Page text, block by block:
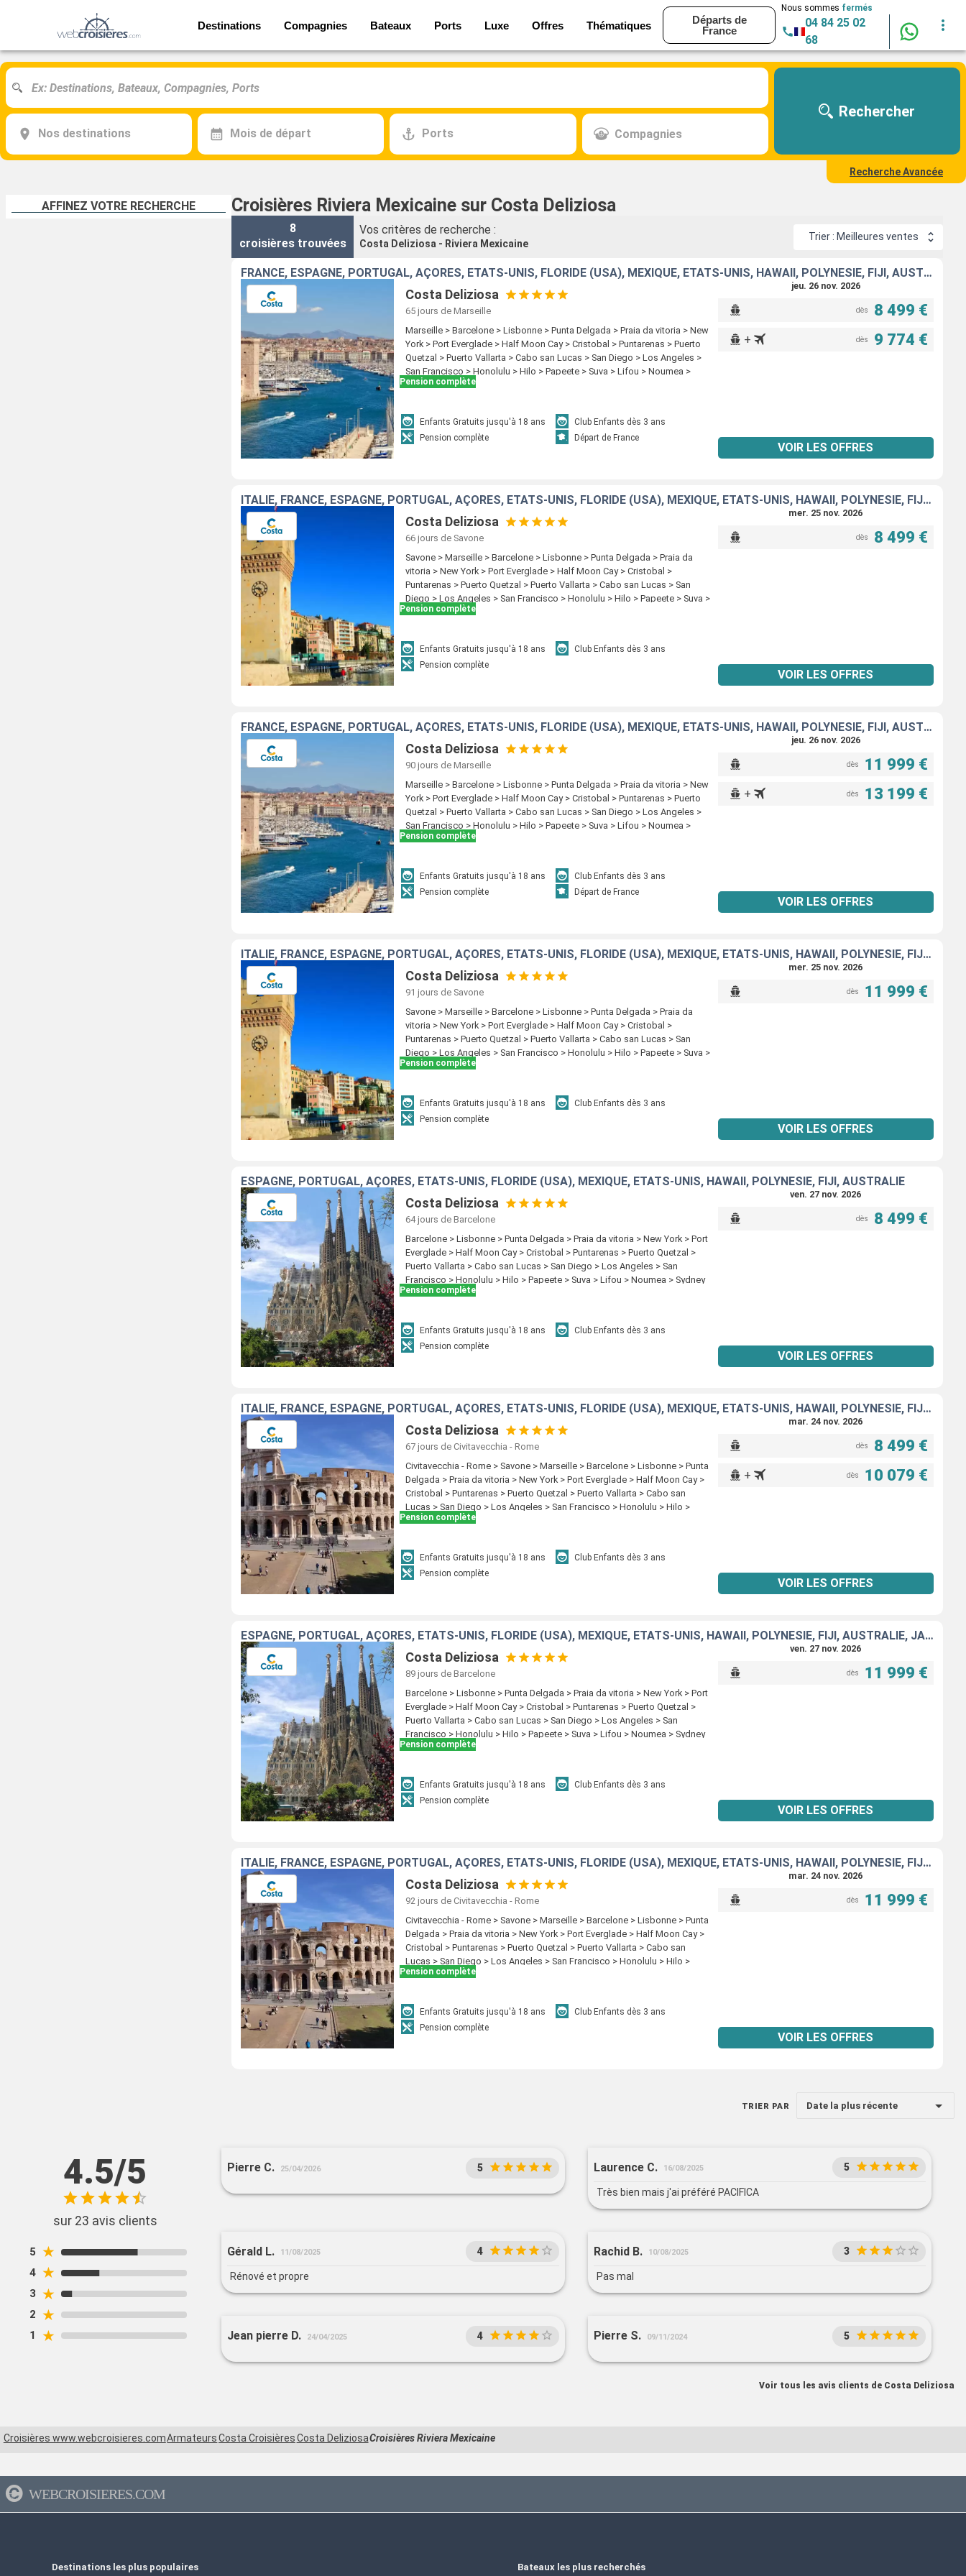
Destinations Compagnies Bateaux Ports Luxe Offres Thématiques
Départs de
France
Nous sommes fermés
04 84 25 02
68
Nos destinations Mois de départ Ports Compagnies
Rechercher
Recherche Avancée
AFFINEZ VOTRE RECHERCHE Croisières Riviera Mexicaine sur Costa Deliziosa
8
croisières trouvées
Vos critères de recherche :
Costa Deliziosa - Riviera Mexicaine
Trier : Meilleures ventes
FRANCE, ESPAGNE, PORTUGAL, AÇORES, ÉTATS-UNIS, FLORIDE (USA), MEXIQUE, ÉTATS-UNIS, HAWAII, POLYNÉSIE, FIJI, AUSTRALIE
Costa Deliziosa
65 jours de Marseille
Marseille > Barcelone > Lisbonne > Punta Delgada > Praia da vitoria > New
York > Port Everglade > Half Moon Cay > Cristobal > Puntarenas > Puerto
Quetzal > Puerto Vallarta > Cabo san Lucas > San Diego > Los Angeles >
San Francisco > Honolulu > Hilo > Papeete > Suva > Lifou > Noumea >
Sydney
Pension complète
Enfants Gratuits jusqu'à 18 ans
Club Enfants dès 3 ans
Pension complète
Départ de France
jeu. 26 nov. 2026
dès 8 499 €
+ dès 9 774 €
VOIR LES OFFRES
ITALIE, FRANCE, ESPAGNE, PORTUGAL, AÇORES, ÉTATS-UNIS, FLORIDE (USA), MEXIQUE, ÉTATS-UNIS, HAWAII, POLYNÉSIE, FIJI, AUSTRALIE
Costa Deliziosa
66 jours de Savone
Savone > Marseille > Barcelone > Lisbonne > Punta Delgada > Praia da
vitoria > New York > Port Everglade > Half Moon Cay > Cristobal >
Puntarenas > Puerto Quetzal > Puerto Vallarta > Cabo san Lucas > San
Diego > Los Angeles > San Francisco > Honolulu > Hilo > Papeete > Suva >
Lifou > Noumea > Sydney
Pension complète
Enfants Gratuits jusqu'à 18 ans
Club Enfants dès 3 ans
Pension complète
mer. 25 nov. 2026
dès 8 499 €
VOIR LES OFFRES
FRANCE, ESPAGNE, PORTUGAL, AÇORES, ÉTATS-UNIS, FLORIDE (USA), MEXIQUE, ÉTATS-UNIS, HAWAII, POLYNÉSIE, FIJI, AUSTRALIE, JAPON, CORÉE DU SUD, TAÏWAN
Costa Deliziosa
90 jours de Marseille
Marseille > Barcelone > Lisbonne > Punta Delgada > Praia da vitoria > New
York > Port Everglade > Half Moon Cay > Cristobal > Puntarenas > Puerto
Quetzal > Puerto Vallarta > Cabo san Lucas > San Diego > Los Angeles >
San Francisco > Honolulu > Hilo > Papeete > Suva > Lifou > Noumea >
Sydney > Newcastle (UK) > Cairns > Rabaul > Tokyo > Kobe > Nagasaki >
Pension complète
Enfants Gratuits jusqu'à 18 ans
Club Enfants dès 3 ans
Pension complète
Départ de France
jeu. 26 nov. 2026
dès 11 999 €
+ dès 13 199 €
VOIR LES OFFRES
ITALIE, FRANCE, ESPAGNE, PORTUGAL, AÇORES, ÉTATS-UNIS, FLORIDE (USA), MEXIQUE, ÉTATS-UNIS, HAWAII, POLYNÉSIE, FIJI, AUSTRALIE, JAPON, CORÉE DU SUD
Costa Deliziosa
91 jours de Savone
Savone > Marseille > Barcelone > Lisbonne > Punta Delgada > Praia da
vitoria > New York > Port Everglade > Half Moon Cay > Cristobal >
Puntarenas > Puerto Quetzal > Puerto Vallarta > Cabo san Lucas > San
Diego > Los Angeles > San Francisco > Honolulu > Hilo > Papeete > Suva >
Lifou > Noumea > Sydney > Newcastle (UK) > Cairns > Rabaul > Tokyo >
Pension complète
Enfants Gratuits jusqu'à 18 ans
Club Enfants dès 3 ans
Pension complète
mer. 25 nov. 2026
dès 11 999 €
VOIR LES OFFRES
ESPAGNE, PORTUGAL, AÇORES, ÉTATS-UNIS, FLORIDE (USA), MEXIQUE, ÉTATS-UNIS, HAWAII, POLYNÉSIE, FIJI, AUSTRALIE
Costa Deliziosa
64 jours de Barcelone
Barcelone > Lisbonne > Punta Delgada > Praia da vitoria > New York > Port
Everglade > Half Moon Cay > Cristobal > Puntarenas > Puerto Quetzal >
Puerto Vallarta > Cabo san Lucas > San Diego > Los Angeles > San
Francisco > Honolulu > Hilo > Papeete > Suva > Lifou > Noumea > Sydney
Pension complète
Enfants Gratuits jusqu'à 18 ans
Club Enfants dès 3 ans
Pension complète
ven. 27 nov. 2026
dès 8 499 €
VOIR LES OFFRES
ITALIE, FRANCE, ESPAGNE, PORTUGAL, AÇORES, ÉTATS-UNIS, FLORIDE (USA), MEXIQUE, ÉTATS-UNIS, HAWAII, POLYNÉSIE, FIJI, AUSTRALIE
Costa Deliziosa
67 jours de Civitavecchia - Rome
Civitavecchia - Rome > Savone > Marseille > Barcelone > Lisbonne > Punta
Delgada > Praia da vitoria > New York > Port Everglade > Half Moon Cay >
Cristobal > Puntarenas > Puerto Quetzal > Puerto Vallarta > Cabo san
Lucas > San Diego > Los Angeles > San Francisco > Honolulu > Hilo >
Papeete > Suva > Lifou > Noumea > Sydney
Pension complète
Enfants Gratuits jusqu'à 18 ans
Club Enfants dès 3 ans
Pension complète
mar. 24 nov. 2026
dès 8 499 €
+ dès 10 079 €
VOIR LES OFFRES
ESPAGNE, PORTUGAL, AÇORES, ÉTATS-UNIS, FLORIDE (USA), MEXIQUE, ÉTATS-UNIS, HAWAII, POLYNÉSIE, FIJI, AUSTRALIE, JAPON, CORÉE DU SUD, TAÏWAN, CHINE
Costa Deliziosa
89 jours de Barcelone
Barcelone > Lisbonne > Punta Delgada > Praia da vitoria > New York > Port
Everglade > Half Moon Cay > Cristobal > Puntarenas > Puerto Quetzal >
Puerto Vallarta > Cabo san Lucas > San Diego > Los Angeles > San
Francisco > Honolulu > Hilo > Papeete > Suva > Lifou > Noumea > Sydney
> Newcastle (UK) > Cairns > Rabaul > Tokyo > Kobe > Nagasaki > Pusan >
Pension complète
Enfants Gratuits jusqu'à 18 ans
Club Enfants dès 3 ans
Pension complète
ven. 27 nov. 2026
dès 11 999 €
VOIR LES OFFRES
ITALIE, FRANCE, ESPAGNE, PORTUGAL, AÇORES, ÉTATS-UNIS, FLORIDE (USA), MEXIQUE, ÉTATS-UNIS, HAWAII, POLYNÉSIE, FIJI, AUSTRALIE, JAPON, CORÉE DU SUD
Costa Deliziosa
92 jours de Civitavecchia - Rome
Civitavecchia - Rome > Savone > Marseille > Barcelone > Lisbonne > Punta
Delgada > Praia da vitoria > New York > Port Everglade > Half Moon Cay >
Cristobal > Puntarenas > Puerto Quetzal > Puerto Vallarta > Cabo san
Lucas > San Diego > Los Angeles > San Francisco > Honolulu > Hilo >
Papeete > Suva > Lifou > Noumea > Sydney > Newcastle (UK) > Cairns >
Pension complète
Enfants Gratuits jusqu'à 18 ans
Club Enfants dès 3 ans
Pension complète
mar. 24 nov. 2026
dès 11 999 €
VOIR LES OFFRES
TRIER PAR Date la plus récente
4.5/5
sur 23 avis clients
5 ★
4 ★
3 ★
2 ★
1 ★
Pierre C. 25/04/2026 5 Laurence C. 16/08/2025 5
Très bien mais j'ai préféré PACIFICA
Gérald L. 11/08/2025 4
Rénové et propre
Rachid B. 10/08/2025 3
Pas mal
Jean pierre D. 24/04/2025 4 Pierre S. 09/11/2024 5
Voir tous les avis clients de Costa Deliziosa
Croisières www.webcroisieres.comArmateursCosta CroisièresCosta DeliziosaCroisières Riviera Mexicaine
WEBCROISIERES.COM
Destinations les plus populaires Bateaux les plus recherchés